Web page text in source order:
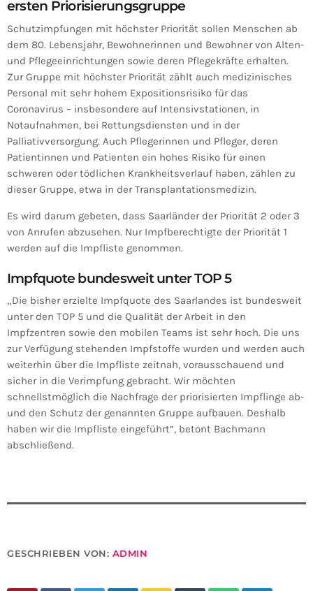
ersten Priorisierungsgruppe
Schutzimpfungen mit höchster Priorität sollen Menschen ab
dem 80. Lebensjahr, Bewohnerinnen und Bewohner von Alten-
und Pflegeeinrichtungen sowie deren Pflegekräfte erhalten.
Zur Gruppe mit höchster Priorität zählt auch medizinisches
Personal mit sehr hohem Expositionsrisiko für das
Coronavirus – insbesondere auf Intensivstationen, in
Notaufnahmen, bei Rettungsdiensten und in der
Palliativversorgung. Auch Pflegerinnen und Pfleger, deren
Patientinnen und Patienten ein hohes Risiko für einen
schweren oder tödlichen Krankheitsverlauf haben, zählen zu
dieser Gruppe, etwa in der Transplantationsmedizin.
Es wird darum gebeten, dass Saarländer der Priorität 2 oder 3
von Anrufen abzusehen. Nur Impfberechtigte der Priorität 1
werden auf die Impfliste genommen.
Impfquote bundesweit unter TOP 5
„Die bisher erzielte Impfquote des Saarlandes ist bundesweit
unter den TOP 5 und die Qualität der Arbeit in den
Impfzentren sowie den mobilen Teams ist sehr hoch. Die uns
zur Verfügung stehenden Impfstoffe wurden und werden auch
weiterhin über die Impfliste zeitnah, vorausschauend und
sicher in die Verimpfung gebracht. Wir möchten
schnellstmöglich die Nachfrage der priorisierten Impflinge ab-
und den Schutz der genannten Gruppe aufbauen. Deshalb
haben wir die Impfliste eingeführt“, betont Bachmann
abschließend.
GESCHRIEBEN VON: ADMIN